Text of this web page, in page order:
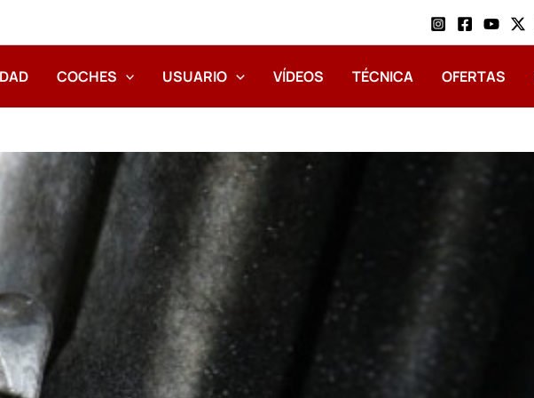
COCHES USUARIO VÍDEOS TÉCNICA OFERTAS